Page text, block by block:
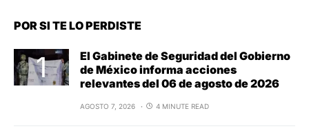
POR SI TE LO PERDISTE
El Gabinete de Seguridad del Gobierno
de México informa acciones
relevantes del 06 de agosto de 2026
AGOSTO 7, 2026 4 MINUTE READ